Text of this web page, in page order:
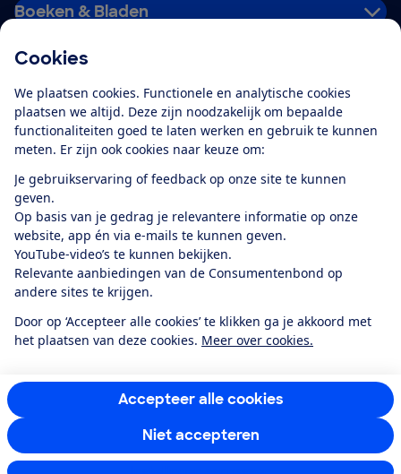
Cookies
We plaatsen cookies. Functionele en analytische cookies
plaatsen we altijd. Deze zijn noodzakelijk om bepaalde
functionaliteiten goed te laten werken en gebruik te kunnen
meten. Er zijn ook cookies naar keuze om:
Je gebruikservaring of feedback op onze site te kunnen
geven.
Op basis van je gedrag je relevantere informatie op onze
website, app én via e-mails te kunnen geven.
YouTube-video’s te kunnen bekijken.
Relevante aanbiedingen van de Consumentenbond op
andere sites te krijgen.
Door op ‘Accepteer alle cookies’ te klikken ga je akkoord met
het plaatsen van deze cookies. Meer over cookies.
Accepteer alle cookies
Niet accepteren
Boeken & Bladen
Alles over de
app
Algemene Voorwaarden
Privacyverklaring
Cookiebeleid
Privacyvoorkeuren
Toegankelijkheid
RSS-feed nieuws
Facebook
TwitterInstagram
YoutubeLinkedIn
12.901consumentenbeoordelen de Consumentenbondmet gemiddeld